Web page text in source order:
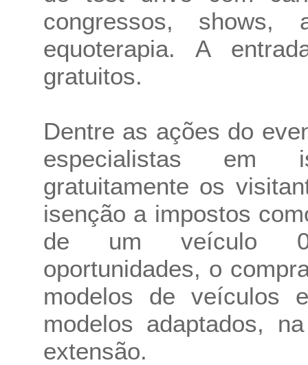
congressos, shows,
equoterapia. A
gratuitos.
Dentre as ações do
especialistas em
gratuitamente os
isenção a impostos
de um veículo
oportunidades, o
modelos de veículos
modelos adaptados,
extensão.